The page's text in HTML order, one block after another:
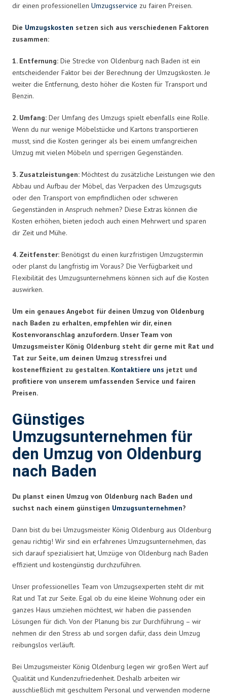
dir einen professionellen Umzugsservice zu fairen Preisen.
Die Umzugskosten setzen sich aus verschiedenen Faktoren
zusammen:
1. Entfernung: Die Strecke von Oldenburg nach Baden ist ein
entscheidender Faktor bei der Berechnung der Umzugskosten. Je
weiter die Entfernung, desto höher die Kosten für Transport und
Benzin.
2. Umfang: Der Umfang des Umzugs spielt ebenfalls eine Rolle.
Wenn du nur wenige Möbelstücke und Kartons transportieren
musst, sind die Kosten geringer als bei einem umfangreichen
Umzug mit vielen Möbeln und sperrigen Gegenständen.
3. Zusatzleistungen: Möchtest du zusätzliche Leistungen wie den
Abbau und Aufbau der Möbel, das Verpacken des Umzugsguts
oder den Transport von empfindlichen oder schweren
Gegenständen in Anspruch nehmen? Diese Extras können die
Kosten erhöhen, bieten jedoch auch einen Mehrwert und sparen
dir Zeit und Mühe.
4. Zeitfenster: Benötigst du einen kurzfristigen Umzugstermin
oder planst du langfristig im Voraus? Die Verfügbarkeit und
Flexibilität des Umzugsunternehmens können sich auf die Kosten
auswirken.
Um ein genaues Angebot für deinen Umzug von Oldenburg
nach Baden zu erhalten, empfehlen wir dir, einen
Kostenvoranschlag anzufordern. Unser Team von
Umzugsmeister König Oldenburg steht dir gerne mit Rat und
Tat zur Seite, um deinen Umzug stressfrei und
kosteneffizient zu gestalten. Kontaktiere uns jetzt und
profitiere von unserem umfassenden Service und fairen
Preisen.
Günstiges
Umzugsunternehmen für
den Umzug von Oldenburg
nach Baden
Du planst einen Umzug von Oldenburg nach Baden und
suchst nach einem günstigen Umzugsunternehmen?
Dann bist du bei Umzugsmeister König Oldenburg aus Oldenburg
genau richtig! Wir sind ein erfahrenes Umzugsunternehmen, das
sich darauf spezialisiert hat, Umzüge von Oldenburg nach Baden
effizient und kostengünstig durchzuführen.
Unser professionelles Team von Umzugsexperten steht dir mit
Rat und Tat zur Seite. Egal ob du eine kleine Wohnung oder ein
ganzes Haus umziehen möchtest, wir haben die passenden
Lösungen für dich. Von der Planung bis zur Durchführung – wir
nehmen dir den Stress ab und sorgen dafür, dass dein Umzug
reibungslos verläuft.
Bei Umzugsmeister König Oldenburg legen wir großen Wert auf
Qualität und Kundenzufriedenheit. Deshalb arbeiten wir
ausschließlich mit geschultem Personal und verwenden moderne